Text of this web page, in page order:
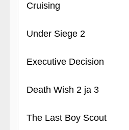
Cruising
Under Siege 2
Executive Decision
Death Wish 2 ja 3
The Last Boy Scout